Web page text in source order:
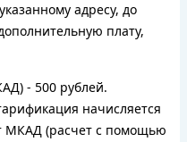
адресу, до
плату,
- 500 рублей.
начисляется
МКАД (расчет с помощью